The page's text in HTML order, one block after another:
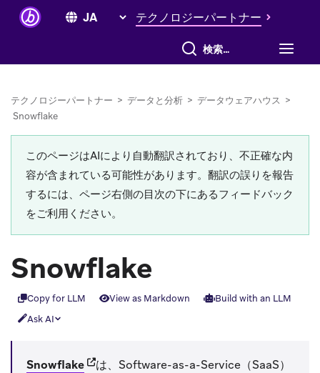
テクノロジーパートナー
すべて検索
テクノロジーパートナー > データと分析 > データウェアハウス >
Snowflake
このページはAIにより自動翻訳されており、不正確な内
容が含まれている可能性があります。翻訳の誤りを報告
するには、ページ右側の目次の下にあるフィードバック
をご利用ください。
Snowflake
Copy for LLM View as Markdown
Build with an LLM
Ask AI
Snowflake(opens in new tab)
は、Software-as-a-Service（SaaS）